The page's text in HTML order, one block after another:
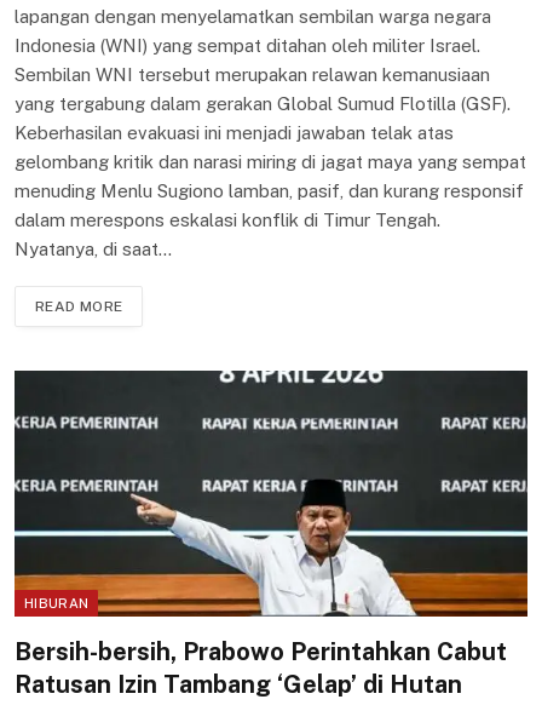
lapangan dengan menyelamatkan sembilan warga negara
Indonesia (WNI) yang sempat ditahan oleh militer Israel.
Sembilan WNI tersebut merupakan relawan kemanusiaan
yang tergabung dalam gerakan Global Sumud Flotilla (GSF).
Keberhasilan evakuasi ini menjadi jawaban telak atas
gelombang kritik dan narasi miring di jagat maya yang sempat
menuding Menlu Sugiono lamban, pasif, dan kurang responsif
dalam merespons eskalasi konflik di Timur Tengah.
Nyatanya, di saat…
READ MORE
HIBURAN
Bersih-bersih, Prabowo Perintahkan Cabut
Ratusan Izin Tambang ‘Gelap’ di Hutan